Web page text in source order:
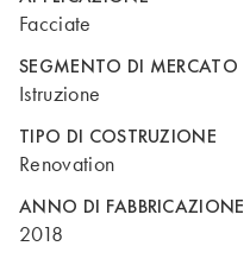
Facciate
SEGMENTO DI MERCATO
Istruzione
TIPO DI COSTRUZIONE
Renovation
ANNO DI FABBRICAZIONE
2018